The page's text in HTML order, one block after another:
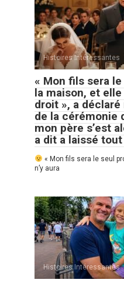
Histoires Intéressantes
« Mon fils sera
la maison, et elle
droit », a
de la cérémonie
mon père s’est
a dit a laissé
« Mon fils sera le seul
n’y aura
Histoires Intéressantes